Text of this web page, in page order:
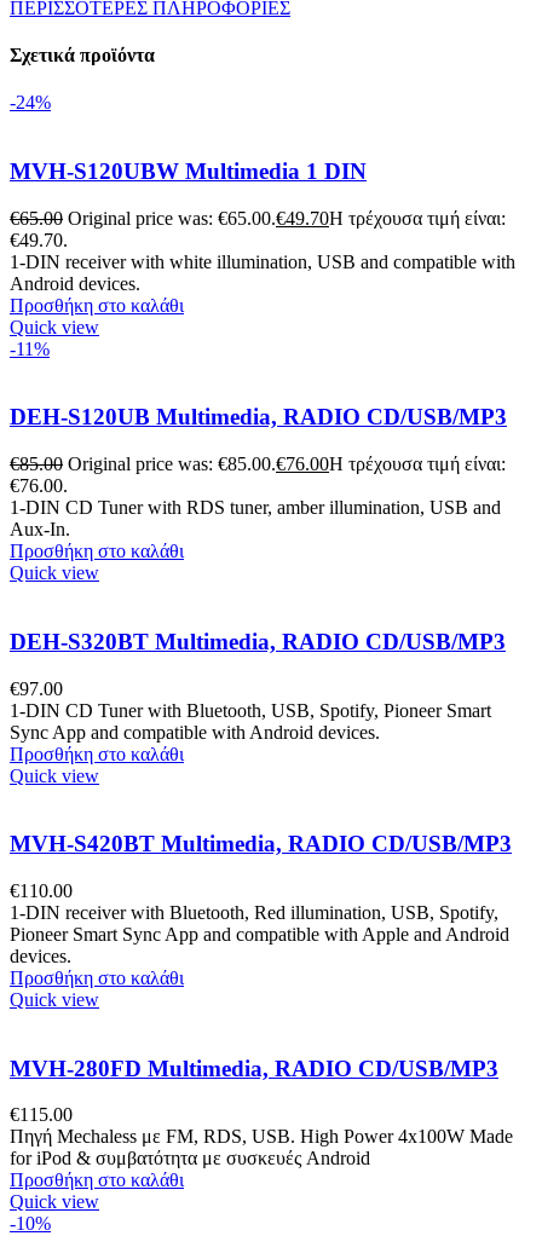
ΠΕΡΙΣΣΟΤΕΡΕΣ ΠΛΗΡΟΦΟΡΙΕΣ
Σχετικά προϊόντα
-24%
MVH-S120UBW Multimedia 1 DIN
€65.00 Original price was: €65.00.€49.70Η τρέχουσα τιμή είναι:
€49.70.
1-DIN receiver with white illumination, USB and compatible with
Android devices.
Προσθήκη στο καλάθι
Quick view
-11%
DEH-S120UB Multimedia, RADIO CD/USB/MP3
€85.00 Original price was: €85.00.€76.00Η τρέχουσα τιμή είναι:
€76.00.
1-DIN CD Tuner with RDS tuner, amber illumination, USB and
Aux-In.
Προσθήκη στο καλάθι
Quick view
DEH-S320BT Multimedia, RADIO CD/USB/MP3
€97.00
1-DIN CD Tuner with Bluetooth, USB, Spotify, Pioneer Smart
Sync App and compatible with Android devices.
Προσθήκη στο καλάθι
Quick view
MVH-S420BT Multimedia, RADIO CD/USB/MP3
€110.00
1-DIN receiver with Bluetooth, Red illumination, USB, Spotify,
Pioneer Smart Sync App and compatible with Apple and Android
devices.
Προσθήκη στο καλάθι
Quick view
MVH-280FD Multimedia, RADIO CD/USB/MP3
€115.00
Πηγή Mechaless με FM, RDS, USB. High Power 4x100W Made
for iPod & συμβατότητα με συσκευές Android
Προσθήκη στο καλάθι
Quick view
-10%